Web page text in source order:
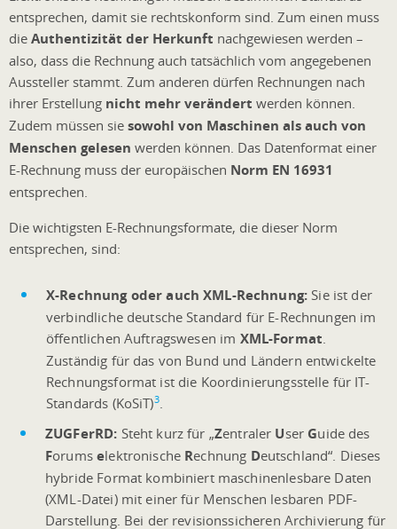
entsprechen, damit sie rechtskonform sind. Zum einen muss
die Authentizität der Herkunft nachgewiesen werden –
also, dass die Rechnung auch tatsächlich vom angegebenen
Aussteller stammt. Zum anderen dürfen Rechnungen nach
ihrer Erstellung nicht mehr verändert werden können.
Zudem müssen sie sowohl von Maschinen als auch von
Menschen gelesen werden können. Das Datenformat einer
E-Rechnung muss der europäischen Norm EN 16931
entsprechen.
Die wichtigsten E-Rechnungsformate, die dieser Norm
entsprechen, sind:
X-Rechnung oder auch XML-Rechnung: Sie ist der
verbindliche deutsche Standard für E-Rechnungen im
öffentlichen Auftragswesen im XML-Format
Zuständig für das von Bund und Ländern entwickelte
Rechnungsformat ist die Koordinierungsstelle für IT-
Standards (KoSiT)3.
ZUGFerRD: Steht kurz für „Zentraler User Guide des
Forumselektronische Rechnung Deutschland“. Dieses
hybride Format kombiniert maschinenlesbare Daten
(XML-Datei) mit einer für Menschen lesbaren PDF-
Darstellung. Bei der revisionssicheren Archivierung für